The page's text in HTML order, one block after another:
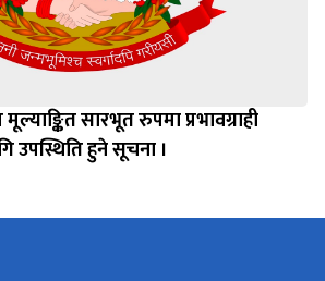
सारभूत रुपमा प्रभावग्राही
उपस्थिति हुने सूचना ।